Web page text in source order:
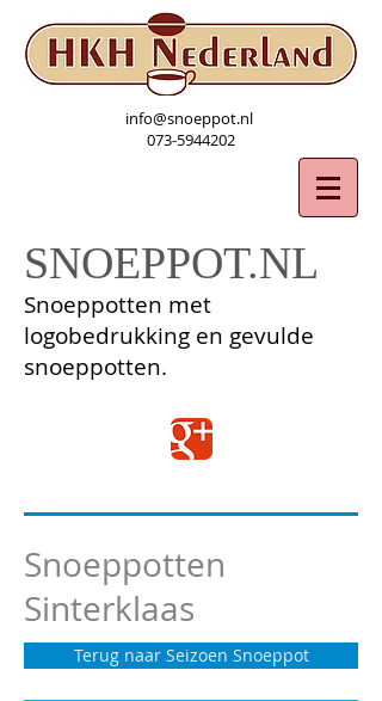
SNOEPPOT.NL
Snoeppotten met
logobedrukking en gevulde
snoeppotten.
info@snoeppot.nl
073-5944202
Snoeppotten
Sinterklaas
Terug naar Seizoen Snoeppot